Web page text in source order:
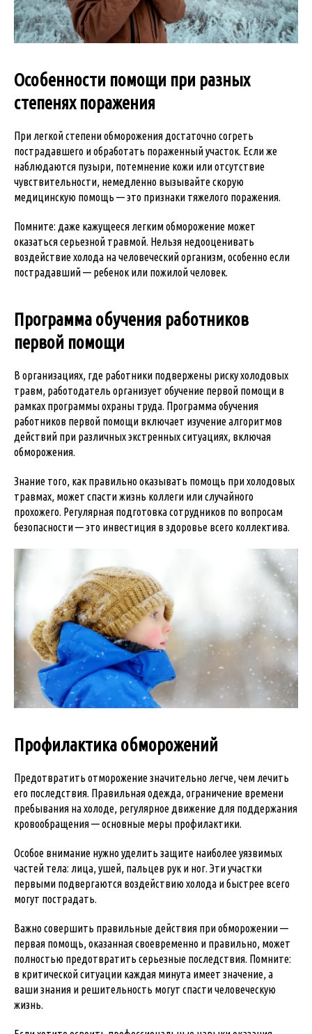
Особенности помощи при разных
степенях поражения
При легкой степени обморожения достаточно согреть
пострадавшего и обработать пораженный участок. Если же
наблюдаются пузыри, потемнение кожи или отсутствие
чувствительности, немедленно вызывайте скорую
медицинскую помощь — это признаки тяжелого поражения.
Помните: даже кажущееся легким обморожение может
оказаться серьезной травмой. Нельзя недооценивать
воздействие холода на человеческий организм, особенно если
пострадавший — ребенок или пожилой человек.
Программа обучения работников
первой помощи
В организациях, где работники подвержены риску холодовых
травм, работодатель организует обучение первой помощи в
рамках программы охраны труда. Программа обучения
работников первой помощи включает изучение алгоритмов
действий при различных экстренных ситуациях, включая
обморожения.
Знание того, как правильно оказывать помощь при холодовых
травмах, может спасти жизнь коллеги или случайного
прохожего. Регулярная подготовка сотрудников по вопросам
безопасности — это инвестиция в здоровье всего коллектива.
Профилактика обморожений
Предотвратить отморожение значительно легче, чем лечить
его последствия. Правильная одежда, ограничение времени
пребывания на холоде, регулярное движение для поддержания
кровообращения — основные меры профилактики.
Особое внимание нужно уделить защите наиболее уязвимых
частей тела: лица, ушей, пальцев рук и ног. Эти участки
первыми подвергаются воздействию холода и быстрее всего
могут пострадать.
Важно совершить правильные действия при обморожении —
первая помощь, оказанная своевременно и правильно, может
полностью предотвратить серьезные последствия. Помните:
в критической ситуации каждая минута имеет значение, а
ваши знания и решительность могут спасти человеческую
жизнь.